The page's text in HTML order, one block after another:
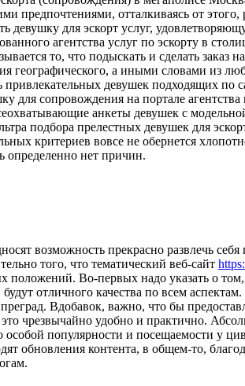
отталкиваясь от
девушку для эскорт услуг,
агентства услуг по эскорту в
то, что подыскать и сделать
географического, а иными словами из
девушек подходящих
сопровождения на портале
анкеты девушек с
подбора прелестных девушек для
критериев вовсе не обернется
определенно нет причин.
возможность прекрасно развлечь
того, что тематический веб-сайт
Во-первых надо указать о
отличного качества по всем
Вдобавок, важно, что бы
чрезвычайно удобно и практично.
популярности и посещаемости у
обновления контента, в общем-то,